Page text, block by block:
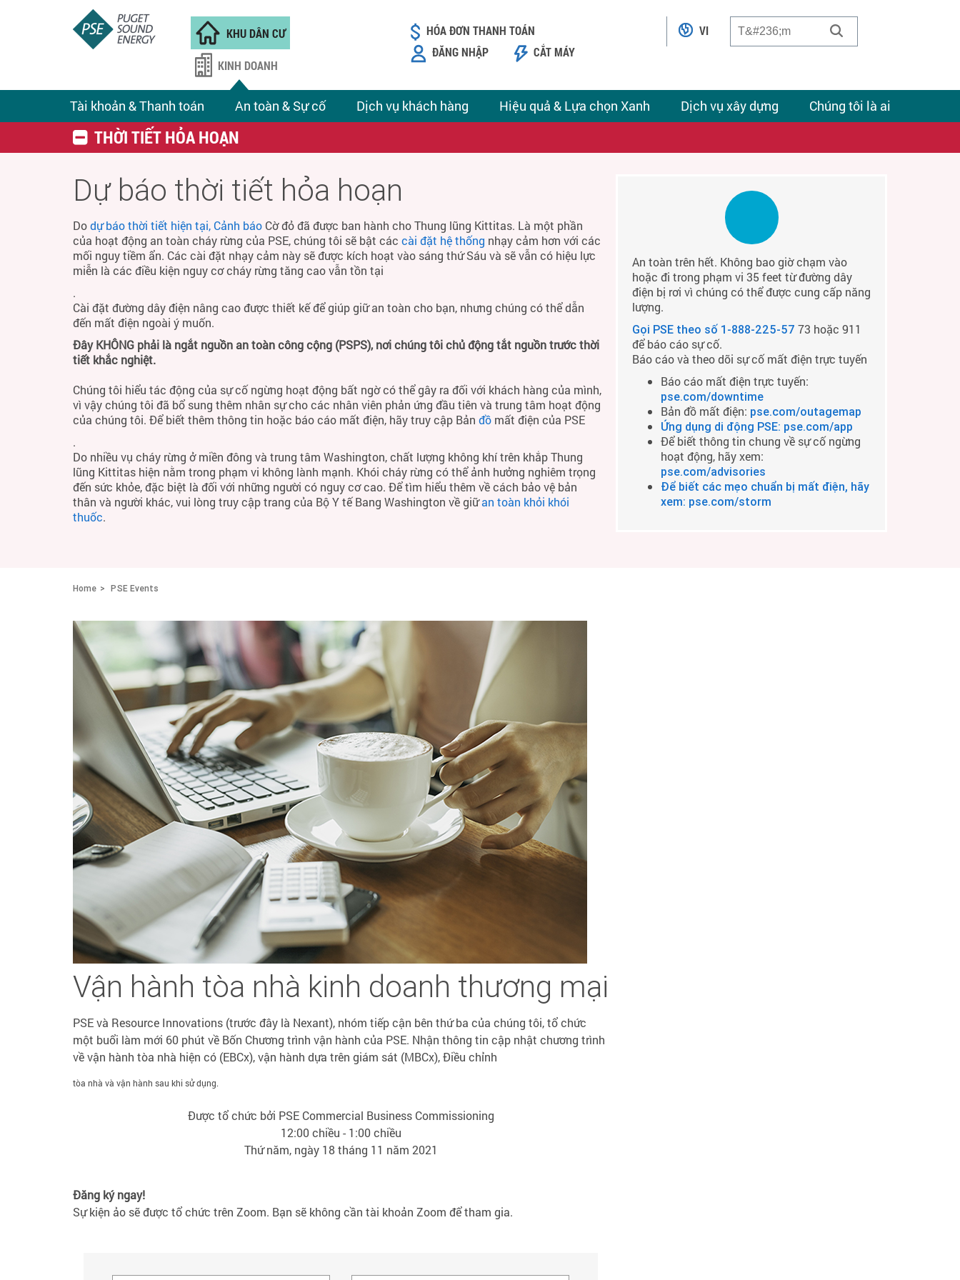
KHU DÂN CƯ
Tài khoản & Thanh toán An toàn & Sự cố Dịch vụ khách hàng Hiệu quả & Lựa chọn Xanh Dịch vụ xây dựng Chúng tôi là ai
KINH DOANH
HÓA ĐƠN THANH TOÁN
ĐĂNG NHẬP
CẮT MÁY
VI
THỜI TIẾT HỎA HOẠN
Dự báo thời tiết hỏa hoạn
Dodự báo thời tiết hiện tại, Cảnh báo Cờ đỏ đã được ban hành cho Thung lũng Kittitas. Là một phần
của hoạt động an toàn cháy rừng của PSE, chúng tôi sẽ bật các cài đặt hệ thống nhạy cảm hơn với các
mối nguy tiềm ẩn. Các cài đặt nhạy cảm này sẽ được kích hoạt vào sáng thứ Sáu và sẽ vẫn có hiệu lực
miễn là các điều kiện nguy cơ cháy rừng tăng cao vẫn tồn tại
.
Cài đặt đường dây điện nâng cao được thiết kế để giúp giữ an toàn cho bạn, nhưng chúng có thể dẫn
đến mất điện ngoài ý muốn.
Đây KHÔNG phải là ngắt nguồn an toàn công cộng (PSPS), nơi chúng tôi chủ động tắt nguồn trước thời
tiết khắc nghiệt.
Chúng tôi hiểu tác động của sự cố ngừng hoạt động bất ngờ có thể gây ra đối với khách hàng của mình,
vì vậy chúng tôi đã bổ sung thêm nhân sự cho các nhân viên phản ứng đầu tiên và trung tâm hoạt động
của chúng tôi. Để biết thêm thông tin hoặc báo cáo mất điện, hãy truy cập Bản đồ mất điện của PSE
.
Do nhiều vụ cháy rừng ở miền đông và trung tâm Washington, chất lượng không khí trên khắp Thung
lũng Kittitas hiện nằm trong phạm vi không lành mạnh. Khói cháy rừng có thể ảnh hưởng nghiêm trọng
đến sức khỏe, đặc biệt là đối với những người có nguy cơ cao. Để tìm hiểu thêm về cách bảo vệ bản
thân và người khác, vui lòng truy cập trang của Bộ Y tế Bang Washington về giữan toàn khỏi khói
thuốc.
An toàn trên hết. Không bao giờ chạm vào
hoặc đi trong phạm vi 35 feet từ đường dây
điện bị rơi vì chúng có thể được cung cấp năng
lượng.
Gọi PSE theo số 1-888-225-57 73 hoặc 911
để báo cáo sự cố.
Báo cáo và theo dõi sự cố mất điện trực tuyến
Báo cáo mất điện trực tuyến:
pse.com/downtime
Bản đồ mất điện: pse.com/outagemap
Ứng dụng di động PSE: pse.com/app
Để biết thông tin chung về sự cố ngừng
hoạt động, hãy xem:
pse.com/advisories
Để biết các mẹo chuẩn bị mất điện, hãy
xem: pse.com/storm
Home PSE Events
Vận hành tòa nhà kinh doanh thương mại
PSE và Resource Innovations (trước đây là Nexant), nhóm tiếp cận bên thứ ba của chúng tôi, tổ chức
một buổi làm mới 60 phút về Bốn Chương trình vận hành của PSE. Nhận thông tin cập nhật chương trình
về vận hành tòa nhà hiện có (EBCx), vận hành dựa trên giám sát (MBCx), Điều chỉnh
tòa nhà và vận hành sau khi sử dụng.
Được tổ chức bởi PSE Commercial Business Commissioning
12:00 chiều - 1:00 chiều
Thứ năm, ngày 18 tháng 11 năm 2021
Đăng ký ngay!
Sự kiện ảo sẽ được tổ chức trên Zoom. Bạn sẽ không cần tài khoản Zoom để tham gia.